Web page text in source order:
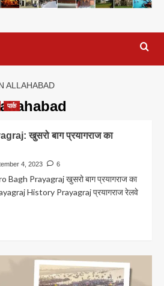
ALLAHABAD
पार्क
खुसरो बाग प्रयागराज का
4, 2023 6
Bagh Prayagraj खुसरो बाग प्रयागराज का
History Prayagraj प्रयागराज रेलवे